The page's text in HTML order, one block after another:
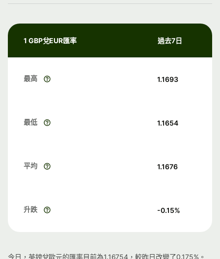
1 GBP兌EUR匯率 過去7日
最高 1.1693
最低 1.1654
平均 1.1676
升跌 -0.15%
今日，英鎊兌歐元的匯率目前為1.16754，較昨日改變了0.175%。